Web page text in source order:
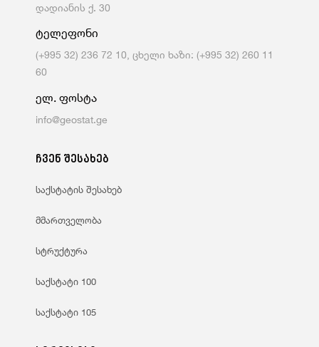
დადიანის ქ. 30
ტელეფონი
(+995 32) 236 72 10, ცხელი ხაზი: (+995 32) 260 11
60
ელ. ფოსტა
info@geostat.ge
ჩვენ შესახებ
საქსტატის შესახებ
მმართველობა
სტრუქტურა
საქსტატი 100
საქსტატი 105